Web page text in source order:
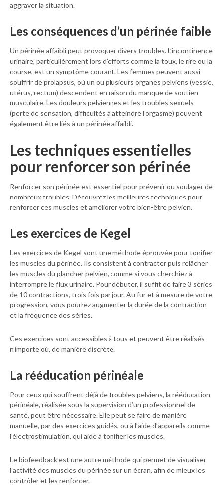
aggraver la situation.
Les conséquences d’un périnée faible
Un périnée affaibli peut provoquer divers troubles. L’incontinence
urinaire, particulièrement lors d’efforts comme la toux, le rire ou la
course, est un symptôme courant. Les femmes peuvent aussi
souffrir de prolapsus, où un ou plusieurs organes pelviens (vessie,
utérus, rectum) descendent en raison du manque de soutien
musculaire. Les douleurs pelviennes et les troubles sexuels
(perte de sensation, difficultés à atteindre l’orgasme) peuvent
également être liés à un périnée affaibli.
Les techniques essentielles
pour renforcer son périnée
Renforcer son périnée est essentiel pour prévenir ou soulager de
nombreux troubles. Découvrez les meilleures techniques pour
renforcer ces muscles et améliorer votre bien-être pelvien.
Les exercices de Kegel
Les exercices de Kegel sont une méthode éprouvée pour tonifier
les muscles du périnée. Ils consistent à contracter puis relâcher
les muscles du plancher pelvien, comme si vous cherchiez à
interrompre le flux urinaire. Pour débuter, il suffit de faire 3 séries
de 10 contractions, trois fois par jour. Au fur et à mesure de votre
progression, vous pourrez augmenter la durée de la contraction
et la fréquence des séries.
Ces exercices sont accessibles à tous et peuvent être réalisés
n’importe où, de manière discrète.
La rééducation périnéale
Pour ceux qui souffrent déjà de troubles pelviens, la rééducation
périnéale, réalisée sous la supervision d’un professionnel de
santé, peut être nécessaire. Elle peut se faire de manière
manuelle, par des exercices guidés, ou à l’aide d’appareils comme
l’électrostimulation, qui aide à tonifier les muscles.
Le biofeedback est une autre méthode qui permet de visualiser
l’activité des muscles du périnée sur un écran, afin de mieux les
contrôler et les renforcer.